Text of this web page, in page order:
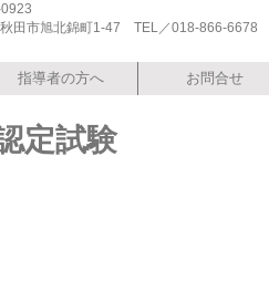
田市旭北錦町1-47 TEL／018-866-6678
指導者の方へ お問合せ
定試験